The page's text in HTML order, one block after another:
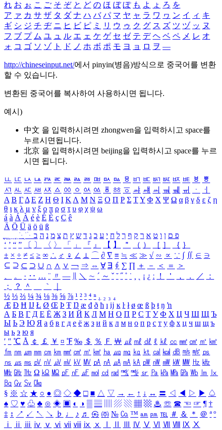
れ お ぉ こ ご そ ぞ と ど の ほ ぼ ぽ も よ ょ ろ を
ア ァ カ サ ザ タ ダ ナ ハ バ パ マ ヤ ャ ラ ワ ヮ ン イ ィ キ
ギ シ ジ チ ヂ ニ ヒ ビ ピ ミ リ ウ ゥ ク グ ス ズ ツ ヅ ッ ヌ
フ ブ プ ム ユ ュ ル エ ェ ケ ゲ セ ゼ テ デ ヘ ベ ペ メ レ オ
ォ コ ゴ ソ ゾ ト ド ノ ホ ボ ポ モ ヨ ョ ロ ヲ ―
http://chineseinput.net/에서 pinyin(병음)방식으로 중국어를 변환
할 수 있습니다.
변환된 중국어를 복사하여 사용하시면 됩니다.
예시)
中文 을 입력하시려면 zhongwen을 입력하시고 space를
누르시면됩니다.
北京 을 입력하시려면 beijing을 입력하시고 space를 누르
시면 됩니다.
ㅥ ㅦ ㅧ ㅨ ㅩ ㅪ ㅫ ㅬ ㅭ ㅮ ㅯ ㅰ ㅱ ㅲ ㅳ ㅴ ㅵ ㅶ ㅷ ㅸ
ㅹ
ㅺ ㅻ ㅼ ㅽ ㅾ ㅿ ㆀ ㆁ ㆂ ㆃ ㆄ ㆅ ㆆ ㆇ ㆈ ㆉ ㆊ ㆋ ㆌ ㆍ
ㆎ
Α Β ΓΔ Ε Ζ Η Θ Ι ΚΛ Μ Ν Ξ Ο Π Ρ Σ ΤΥ Φ Χ Ψ Ω α β γ δ ε ζ η
θ ι κ λ μ ν ξ ο π ρ σ τ υ φ χ ψ ω
á à Á À é è É È ç Ç ê
Ä Ö Ü ä ö ü ß
ִֶֹ ֻּ ׁׂ פ ם ן ו ט א ר ק ף ך ל ח י ע כ ג ד ש ץ ת צ מ נ ה ב
‘ ’ “ ” 〔 〕 〈 〉 「 」 『 』 【 】 ＂ （ ） ［ ］ ｛ ｝
± × ÷ ≠ ≤ ≥ ∞ ∴ ♂ ♀ ∠ ⊥ ⌒ ∂ ∇ ≡ ≒ ≪ ≫ √ ∽ ∝ ∵ ∫ ∬ ∈ ∋
⊆ ⊇ ⊂ ⊃ ∪ ∩ ∧ ∨ ￢ ⇒ ⇔ ∀ ∃ ∮ ∑ ∏ ＋ － ＜ ＝
＞
、
。 · ‥ … ¨ 〃 ― ＼ ∼ ´ ～ ˇ ˘ ˝ ˚ ˙ ¸ ¡ ¿ ː ！ ＇ ， ． ／
：
；
？ ＾ ｀
½ ⅓ ⅔ ¼ ¾ ⅛ ⅜ ⅝ ⅞ ¹ ² ³ ⁴ ⁿ ₁ ₂ ₃ ₄
Æ Ð Ħ Ĳ Ł Ø Œ Þ Ŧ Ŋ æ đ ð ħ ı ĳ ĸ ŀ ł ø œ ß þ ŧ ŋ ŉ
А Б В Г Д Е Ё Ж З И Й К Л М Н О П Р С Т У Ф Х Ц Ч Ш Щ Ъ
Ы Ь Э Ю Я а б в г д е ё ж з и й к л м н о п р с т у ф х ц ч ш щ ъ
ы ь э ю я
′ ″ ℃ Å ￠ ￡ ￥ ¤ ℉ ‰ ＄ ％ Ｆ ￦ ㎕ ㎖ ㎗ ℓ ㎘ ㏄ ㎣ ㎤ ㎥ ㎦
㎙ ㎚ ㎛ ㎜ ㎝ ㎞ ㎟ ㎠ ㎡ ㎢ ㏊ ㎍ ㎎ ㎏ ㏏ ㎈ ㎉ ㏈ ㎧ ㎨ ㎰
㎱ ㎲ ㎳ ㎴ ㎵ ㎶ ㎷ ㎸ ㎹ ㎀ ㎁ ㎂ ㎃ ㎄ ㎺ ㎻ ㎽ ㎾ ㎿ ㎐ ㎑
㎒ ㎓ ㎔ Ω ㏀ ㏁ ㎊ ㎋ ㎌ ㏖ ㏅ ㎭ ㎮ ㎯ ㏛ ㎩ ㎪ ㎫ ㎬ ㏝ ㏐
㏓
㏃ ㏉ ㏜ ㏆
§ ※ ☆ ★ ○ ● ◎ ◇ ◆ □ ■ △ ▽ → ← ↑ ↓ ↔ 〓 ◁ ◀ ▷ ▶ ♤
♠ ♡ ♥ ♧ ♣ ⊙ ◈ ▣ ◐ ◑ ▒ ▤ ▨ ▧ ▦ ▩ ♨ ☏ ☎ ☜ ☞ ¶ †
‡ ↕ ↗ ↙ ↖ ↘ ♭ ♩ ♪ ♬ ㉿ ㈜ № ㏇ ™ ㏂ ㏘ ℡ ＃ ＆ ＊ ＠ ª º
ⅰ
ⅱ ⅲ ⅳ ⅴ ⅵ ⅶ ⅷ ⅸ ⅹ Ⅳ Ⅴ Ⅵ Ⅶ Ⅷ Ⅸ Ⅹ